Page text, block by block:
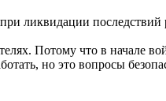
ликвидации последствий
Потому что в начале
но это вопросы